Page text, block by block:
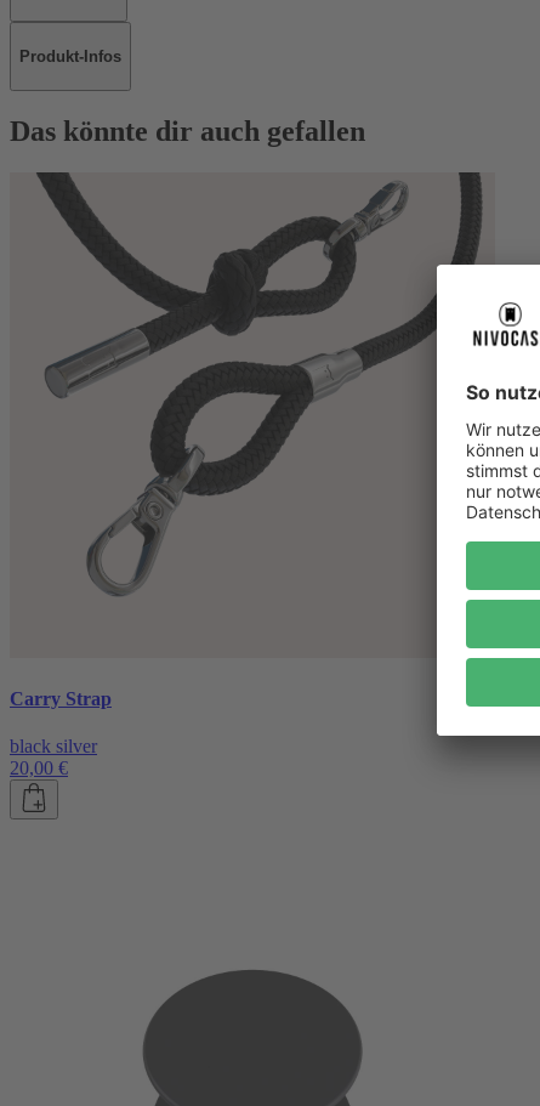
Produkt-Infos
Das könnte dir auch gefallen
Carry Strap
black silver
20,00 €